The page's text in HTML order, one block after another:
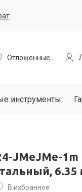
Отложенные
инструменты
JMeJMe-
6.35
В избранное